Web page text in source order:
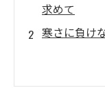
求めて
寒さに負け
エコ素材で